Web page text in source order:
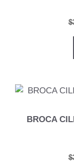
$
BROCA
$